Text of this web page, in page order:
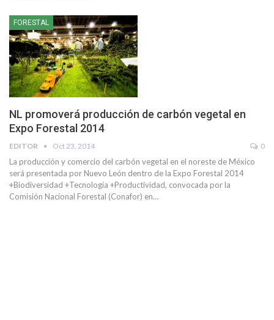
FORESTAL
NL promoverá producción de carbón vegetal en
Expo Forestal 2014
EDITOR Oct 23, 2014 0
La producción y comercio del carbón vegetal en el noreste de México
será presentada por Nuevo León dentro de la Expo Forestal 2014
+Biodiversidad +Tecnología +Productividad, convocada por la
Comisión Nacional Forestal (Conafor) en…